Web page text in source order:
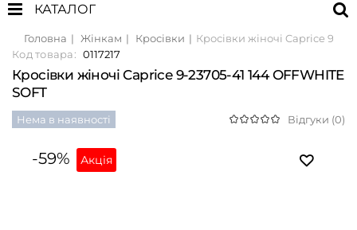
КАТАЛОГ
Головна Жінкам Кросівки
Кросівки жіночі Caprice 9-
Код товара: 0117217
Кросівки жіночі Caprice 9-23705-41 144 OFFWHITE
SOFT
Нема в наявності Відгуки (0)
-59% Акція